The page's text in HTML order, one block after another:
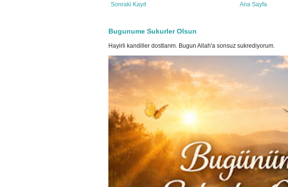
Sonraki Kayıt Ana Sayfa
Bugunume Sukurler Olsun
Hayirli kandiller dostlarım. Bugun Allah'a sonsuz sukrediyorum.